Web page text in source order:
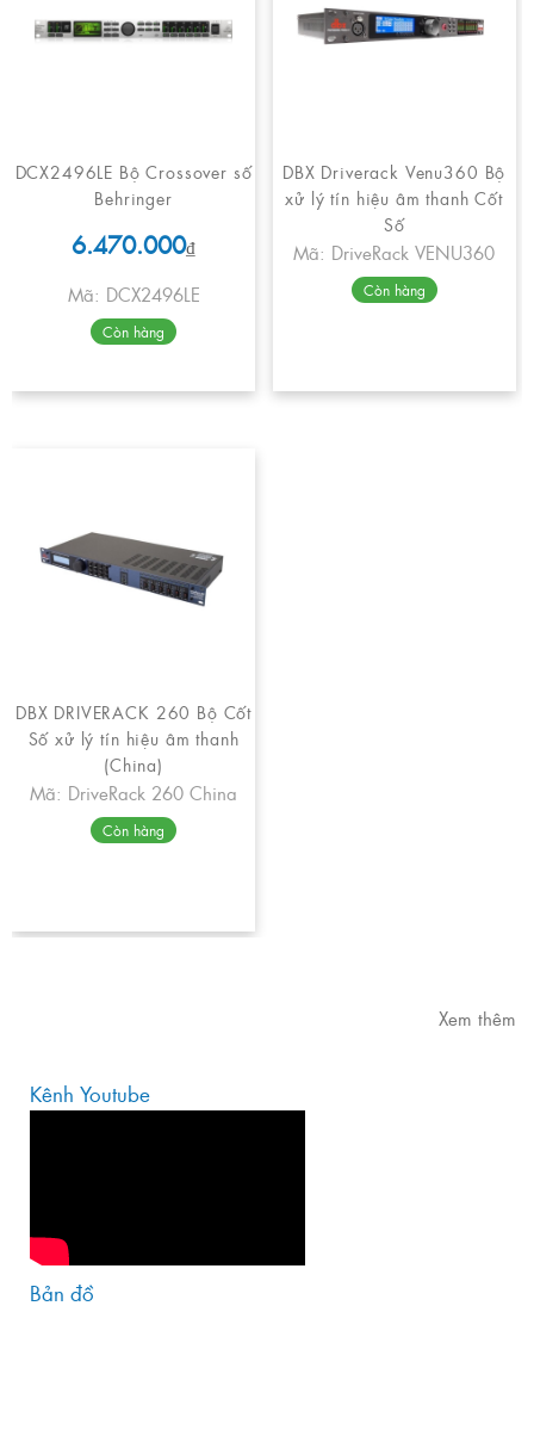
DCX2496LE Bộ Crossover số
Behringer
6.470.000₫
Mã: DCX2496LE
Còn hàng
DBX Driverack Venu360 Bộ
xử lý tín hiệu âm thanh Cốt
Số
Mã: DriveRack VENU360
Còn hàng
DBX DRIVERACK 260 Bộ Cốt
Số xử lý tín hiệu âm thanh
(China)
Mã: DriveRack 260 China
Còn hàng
Xem thêm
Kênh Youtube
Bản đồ